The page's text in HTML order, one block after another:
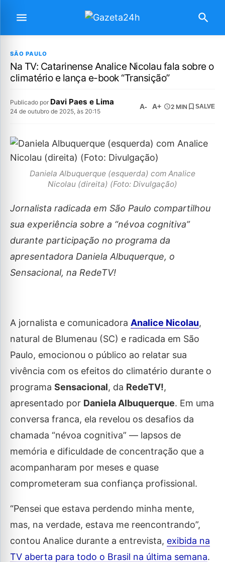
SÃO PAULO
Na TV: Catarinense Analice Nicolau fala sobre o
climatério e lança e-book “Transição”
Publicado por Davi Paes e Lima
24 de outubro de 2025, às 20:15
A- A+ 2 MIN SALVE
Daniela Albuquerque (esquerda) com Analice
Nicolau (direita) (Foto: Divulgação)
Jornalista radicada em São Paulo compartilhou
sua experiência sobre a “névoa cognitiva”
durante participação no programa da
apresentadora Daniela Albuquerque, o
Sensacional, na RedeTV!
A jornalista e comunicadora Analice Nicolau,
natural de Blumenau (SC) e radicada em São
Paulo, emocionou o público ao relatar sua
vivência com os efeitos do climatério durante o
programa Sensacional, da RedeTV!,
apresentado por Daniela Albuquerque. Em uma
conversa franca, ela revelou os desafios da
chamada “névoa cognitiva” — lapsos de
memória e dificuldade de concentração que a
acompanharam por meses e quase
comprometeram sua confiança profissional.
“Pensei que estava perdendo minha mente,
mas, na verdade, estava me reencontrando”,
contou Analice durante a entrevista, exibida na
TV aberta para todo o Brasil na última semana.